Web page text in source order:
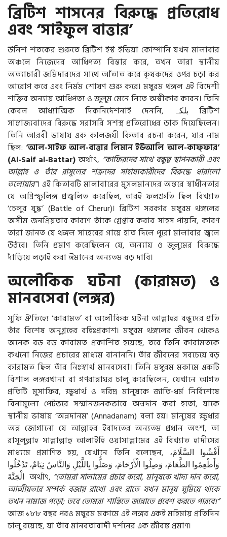
ব্রিটিশ শাসনের বিরুদ্ধে প্রতিরোধ
এবং ‘সাইফুল বাত্তার’
উনিশ শতকের শুরুতে ব্রিটিশ ইস্ট ইন্ডিয়া কোম্পানি যখন মালাবার
অঞ্চলে নিজেদের আধিপত্য বিস্তার করে, তখন তারা স্থানীয়
অত্যাচারী জমিদারদের সাথে আঁতাত করে কৃষকদের ওপর চড়া কর
আরোপ করে এবং নির্মম শোষণ শুরু করে। মম্বুরম থঙ্গল এই বিদেশী
শক্তির অন্যায় আধিপত্য ও জুলুম মেনে নিতে অস্বীকার করেন। তিনি
কেবল আধ্যাত্মিক দিকনির্দেশনাই দেননি,
بلکہ ব্রিটিশ
সাম্রাজ্যবাদের বিরুদ্ধে সরাসরি সশস্ত্র প্রতিরোধের ডাক দিয়েছিলেন।
তিনি আরবী ভাষায় এক কালজয়ী কিতাব রচনা করেন, যার নাম
ছিল: ‘আল-সাইফ আল-বাত্তার লিমান ইউআলি আল-কাফ্ফার’
(Al-Saif al-Battar)অর্থাৎ, “কাফিরদের সাথে বন্ধুত্ব স্থাপনকারী এবং
আল্লাহ ও তাঁর রাসূলের শত্রুদের সাহায্যকারীদের বিরুদ্ধে ধারালো
তলোয়ার”। এই কিতাবটি মালাবারের মুসলমানদের অন্তরে স্বাধীনতার
যে অগ্নিস্ফুলিঙ্গ প্রজ্বলিত করেছিল, তারই ফলশ্রুতি ছিল বিখ্যাত
‘চেলুর যুদ্ধ’ (Battle of Cherur)। ব্রিটিশ সরকার মম্বুরম থঙ্গলের
অসীম জনপ্রিয়তার কারণে তাঁকে গ্রেপ্তার করার সাহস পায়নি, কারণ
তারা জানত যে থঙ্গল সাহেবের গায়ে হাত দিলে পুরো মালাবার জ্বলে
উঠবে। তিনি প্রমাণ করেছিলেন যে, অন্যায় ও জুলুমের বিরুদ্ধে
দাঁড়িয়ে লড়াই করা ঈমানের অন্যতম বড় দাবি।
অলৌকিক ঘটনা (কারামত) ও
মানবসেবা (লঙ্গর)
সুফি ঐতিহ্যে ‘কারামত’ বা অলৌকিক ঘটনা আল্লাহর বন্ধুদের প্রতি
তাঁর বিশেষ অনুগ্রহের বহিঃপ্রকাশ। মম্বুরম থঙ্গলের জীবন থেকেও
অনেক বড় বড় কারামত প্রকাশিত হয়েছে, তবে তিনি কারামতকে
কখনো নিজের প্রচারের মাধ্যম বানাননি। তাঁর জীবনের সবচেয়ে বড়
কারামত ছিল তাঁর নিঃস্বার্থ মানবসেবা। তিনি মম্বুরম মকামে একটি
বিশাল লঙ্গরখানা বা গণরান্নাঘর চালু করেছিলেন, যেখানে আগত
প্রতিটি মুসাফির, ক্ষুধার্থ ও দরিদ্র মানুষকে জাতি-ধর্ম নির্বিশেষে
বিনামূল্যে পেটভরে সম্মানজনকভাবে অন্নদান করা হতো, যাকে
স্থানীয় ভাষায় ‘অন্নদানম’ (Annadanam) বলা হয়। মানুষের ক্ষুধার
অন্ন জোগানো যে আল্লাহর ইবাদতের অন্যতম প্রধান অংশ, তা
রাসূলুল্লাহ সাল্লাল্লাহু আলাইহি ওয়াসাল্লামের এই বিখ্যাত হাদীসের
মাধ্যমে প্রমাণিত হয়, যেখানে তিনি বলেছেন,
أَفْشُوا السَّلَامَ،
وَأَطْعِمُوا الطَّعَامَ، وَصِلُوا الْأَرْحَامَ، وَصَلُّوا بِاللَّيْلِ وَالنَّاسُ نِيَامٌ،تَدْخُلُوا
الْجَنَّةَ অর্থাৎ, “তোমরা সালামের প্রচার করো, মানুষকে খাদ্য দান করো,
আত্মীয়তার সম্পর্ক বজায় রাখো এবং রাতে যখন মানুষ ঘুমিয়ে থাকে
তখন নামাজ পড়ো; তবে তোমরা শান্তিতে জান্নাতে প্রবেশ করতে পারবে।”
আজ ১৮৮ বছর পরও মম্বুরম মকামে এই লঙ্গর একই মহিমায় প্রতিদিন
চালু রয়েছে, যা তাঁর মানবতাবাদী দর্শনের এক জীবন্ত প্রমাণ।